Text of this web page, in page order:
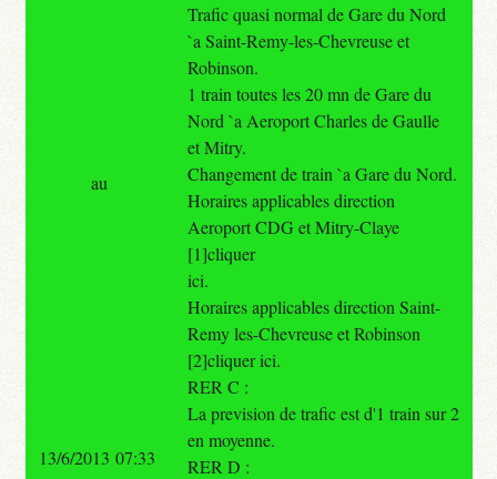
Trafic quasi normal de Gare du Nord
`a Saint-Remy-les-Chevreuse et
Robinson.
1 train toutes les 20 mn de Gare du
Nord `a Aeroport Charles de Gaulle
et Mitry.
Changement de train `a Gare du Nord.
Horaires applicables direction
Aeroport CDG et Mitry-Claye
[1]cliquer
ici.
Horaires applicables direction Saint-
Remy les-Chevreuse et Robinson
[2]cliquer ici.
RER C :
La prevision de trafic est d'1 train sur 2
en moyenne.
RER D :
au
13/6/2013 07:33